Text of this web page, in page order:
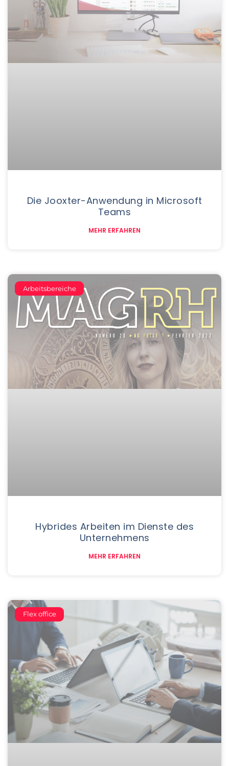
Die Jooxter-Anwendung in Microsoft
Teams
MEHR ERFAHREN
Arbeitsbereiche
Hybrides Arbeiten im Dienste des
Unternehmens
MEHR ERFAHREN
Flex office